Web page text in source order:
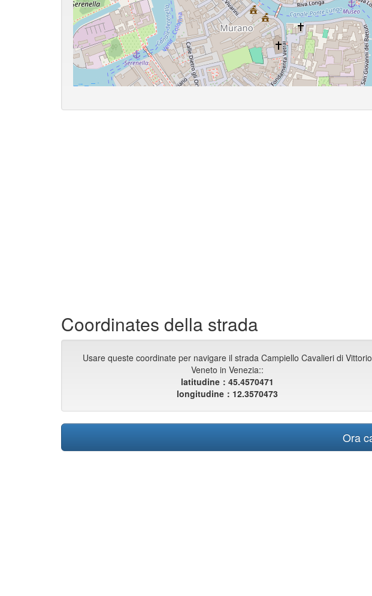
Coordinates della strada
Usare queste coordinate per navigare il strada Campiello Cavalieri di Vittorio
Veneto in Venezia::
latitudine：45.4570471
longitudine：12.3570473
Ora